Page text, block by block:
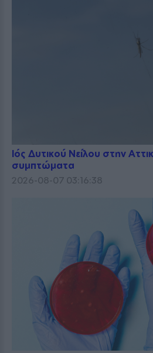
Ιός Δυτικού Νείλου στην
συμπτώματα
2026-08-07 03:16:38